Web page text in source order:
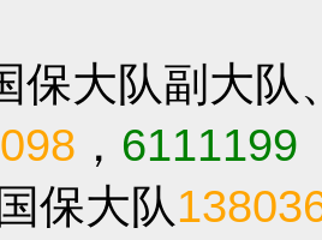
保大队副大队
， 6111199
保大队